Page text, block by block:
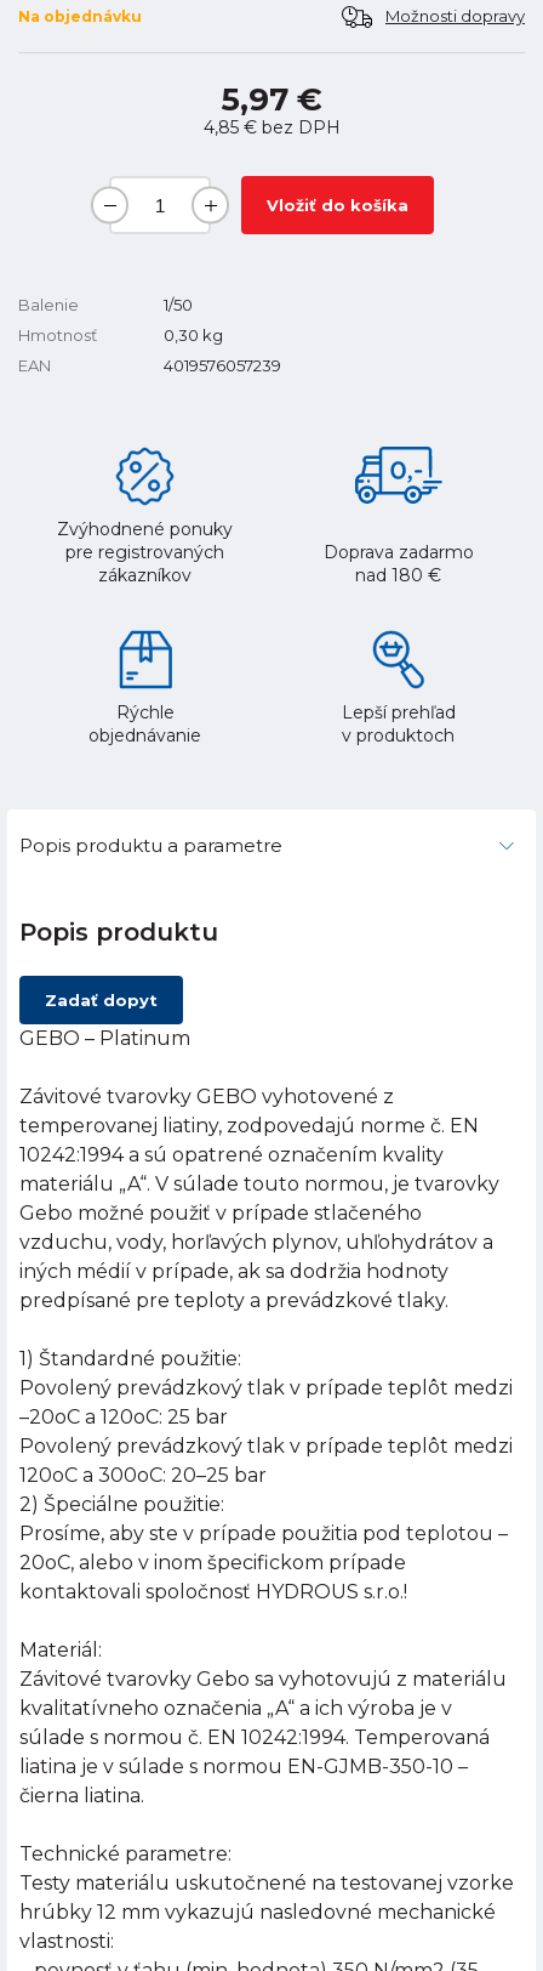
Na objednávku Možnosti dopravy
5,97 €
4,85 €bez DPH
Vložiť do košíka
Balenie
1/50
Hmotnosť
0,30 kg
EAN
4019576057239
Zvýhodnené ponuky
pre registrovaných
zákazníkov
Doprava zadarmo
nad 180 €
Rýchle
objednávanie
Lepší prehľad
v produktoch
Popis produktu a parametre
Popis produktu
Zadať dopyt
GEBO – Platinum
Závitové tvarovky GEBO vyhotovené z
temperovanej liatiny, zodpovedajú norme č. EN
10242:1994 a sú opatrené označením kvality
materiálu „A“. V súlade touto normou, je tvarovky
Gebo možné použiť v prípade stlačeného
vzduchu, vody, horľavých plynov, uhľohydrátov a
iných médií v prípade, ak sa dodržia hodnoty
predpísané pre teploty a prevádzkové tlaky.
1) Štandardné použitie:
Povolený prevádzkový tlak v prípade teplôt medzi
–20oC a 120oC: 25 bar
Povolený prevádzkový tlak v prípade teplôt medzi
120oC a 300oC: 20–25 bar
2) Špeciálne použitie:
Prosíme, aby ste v prípade použitia pod teplotou –
20oC, alebo v inom špecifickom prípade
kontaktovali spoločnosť HYDROUS s.r.o.!
Materiál:
Závitové tvarovky Gebo sa vyhotovujú z materiálu
kvalitatívneho označenia „A“ a ich výroba je v
súlade s normou č. EN 10242:1994. Temperovaná
liatina je v súlade s normou EN-GJMB-350-10 –
čierna liatina.
Technické parametre:
Testy materiálu uskutočnené na testovanej vzorke
hrúbky 12 mm vykazujú nasledovné mechanické
vlastnosti: